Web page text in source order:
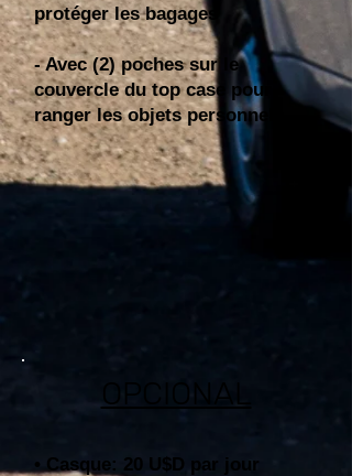
protéger les bagages
- Avec (2) poches sur le
couvercle du top case pour
ranger les objets personnels.
OPCIONAL
• Casque: 20 U$D par jour